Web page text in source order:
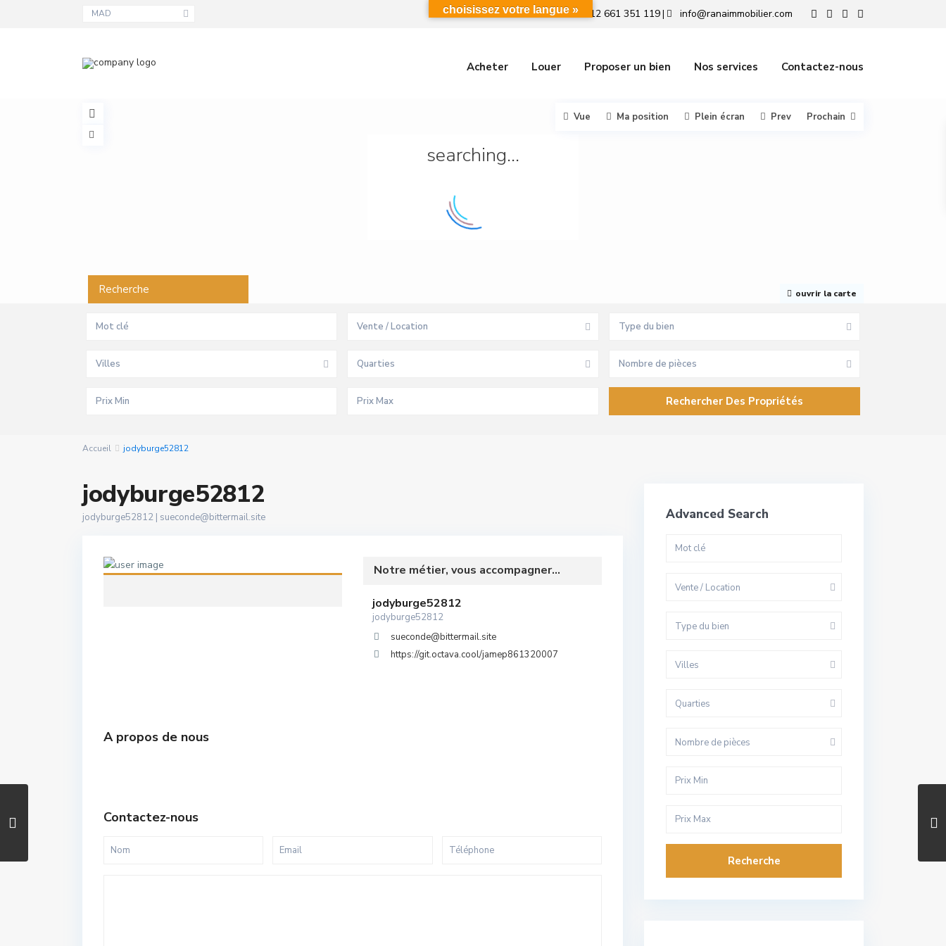
MAD +212 661 351 119| info@ranaimmobilier.com
Acheter Louer Proposer un bien Nos services Contactez-nous
searching...
ouvrir la carte
Vue Ma position Plein écran Prev Prochain
Recherche
Vente / Location Type du bien
Villes Quarties Nombre de pièces
Accueil jodyburge52812
jodyburge52812
jodyburge52812 | sueconde@bittermail.site
Notre métier, vous accompagner...
jodyburge52812
jodyburge52812
sueconde@bittermail.site
https://git.octava.cool/jamep861320007
A propos de nous
Contactez-nous
Advanced Search
Vente / Location
Type du bien
Villes
Quarties
Nombre de pièces
Recherche
choisissez votre langue »